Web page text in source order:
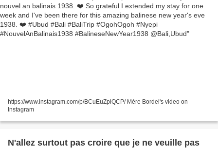
#BalineseNewYear1938 @Bali,Ubud
https://www.instagram.com/p/BCuEuZplQCP/ Mère Bordel's video on
Instagram
N'allez surtout pas croire que je ne veuille pas